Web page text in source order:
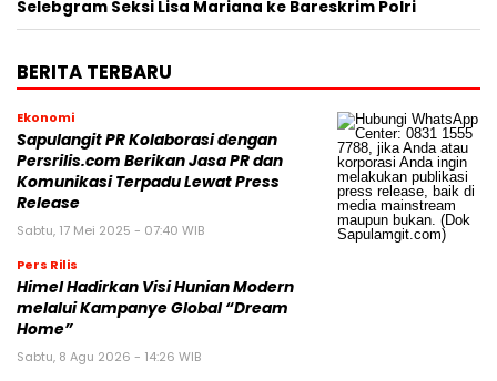
Selebgram Seksi Lisa Mariana ke Bareskrim Polri
BERITA TERBARU
Ekonomi
Sapulangit PR Kolaborasi dengan
Persrilis.com Berikan Jasa PR dan
Komunikasi Terpadu Lewat Press
Release
Sabtu, 17 Mei 2025 - 07:40 WIB
Pers Rilis
Himel Hadirkan Visi Hunian Modern
melalui Kampanye Global “Dream
Home”
Sabtu, 8 Agu 2026 - 14:26 WIB